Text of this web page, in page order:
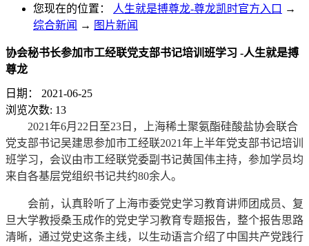
您现在的位置： 人生就是搏尊龙-尊龙凯时官方入口 →
综合新闻 → 图片新闻
协会秘书长参加市工经联党支部书记培训班学习 -人生就是搏
尊龙
日期：
2021-06-25
浏览次数: 13
2021年6月22日至23日，上海稀土聚氨酯硅酸盐协会联合
党支部书记吴建思参加市工经联2021年上半年党支部书记培训
班学习，会议由市工经联党委副书记黄国伟主持，参加学员均
来自各基层党组织书记共约80余人。
会前，认真聆听了上海市委党史学习教育讲师团成员、复
旦大学教授桑玉成作的党史学习教育专题报告，整个报告思路
清晰，通过党史这条主线，以生动语言介绍了中国共产党践行